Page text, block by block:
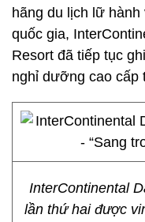
hãng du lịch lữ
quốc gia,
Resort đã tiếp tục
nghỉ dưỡng cao cấp
InterContinental
lần thứ hai được